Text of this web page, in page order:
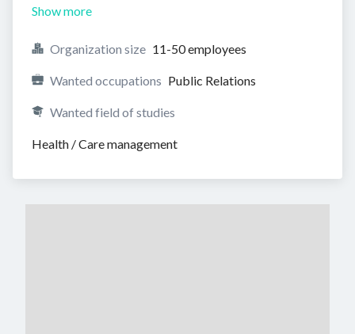
Show more
Organization size 11-50 employees
Wanted occupations Public Relations
Wanted field of studies
Health / Care management